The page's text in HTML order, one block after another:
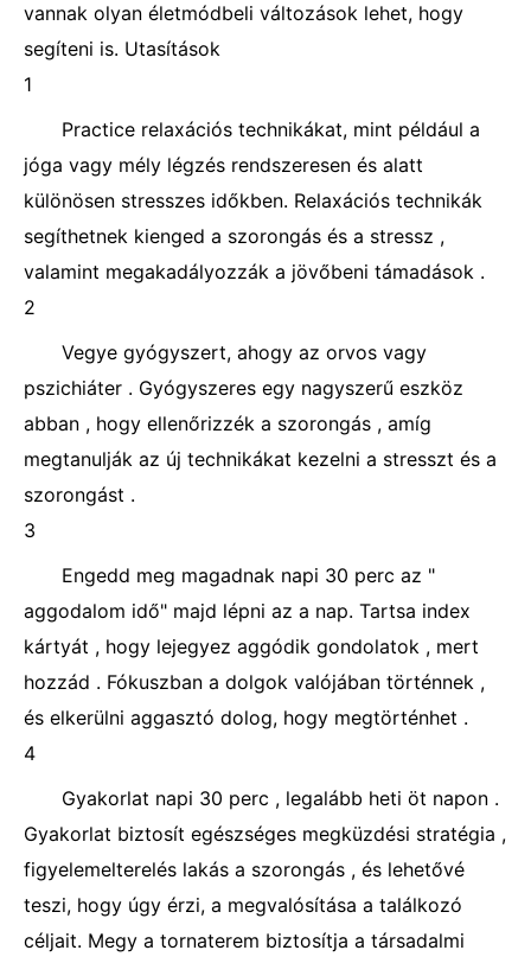
vannak olyan életmódbeli változások lehet, hogy
segíteni is. Utasítások
1
Practice relaxációs technikákat, mint például a
jóga vagy mély légzés rendszeresen és alatt
különösen stresszes időkben. Relaxációs technikák
segíthetnek kienged a szorongás és a stressz ,
valamint megakadályozzák a jövőbeni támadások .
2
Vegye gyógyszert, ahogy az orvos vagy
pszichiáter . Gyógyszeres egy nagyszerű eszköz
abban , hogy ellenőrizzék a szorongás , amíg
megtanulják az új technikákat kezelni a stresszt és a
szorongást .
3
Engedd meg magadnak napi 30 perc az "
aggodalom idő" majd lépni az a nap. Tartsa index
kártyát , hogy lejegyez aggódik gondolatok , mert
hozzád . Fókuszban a dolgok valójában történnek ,
és elkerülni aggasztó dolog, hogy megtörténhet .
4
Gyakorlat napi 30 perc , legalább heti öt napon .
Gyakorlat biztosít egészséges megküzdési stratégia ,
figyelemelterelés lakás a szorongás , és lehetővé
teszi, hogy úgy érzi, a megvalósítása a találkozó
céljait. Megy a tornaterem biztosítja a társadalmi